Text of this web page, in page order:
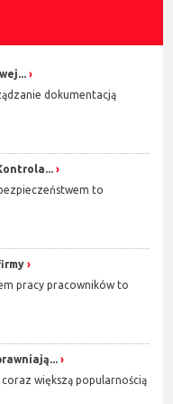
dokumentacją
to
pracy pracowników to
coraz większą popularnością